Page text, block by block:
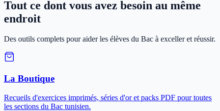
Tout ce dont vous avez besoin au même
endroit
Des outils complets pour aider les élèves du Bac à exceller et réussir.
La Boutique
Recueils d'exercices imprimés, séries d'or et packs PDF pour toutes
les sections du Bac tunisien.